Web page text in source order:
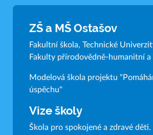
ZŠ a MŠ Ostašov
Fakultní škola, Technické
Fakulty přírodovědně-humanitní a
Modelová škola projektu
úspěchu"
Vize školy
Škola pro spokojené a zdravé děti.